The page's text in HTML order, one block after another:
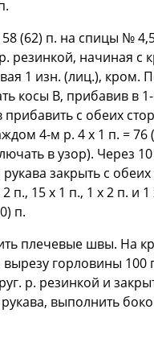
58 (62) п. на спицы №
резинкой, начиная с
1 изн. (лиц.), кром.
косы В, прибавив в
прибавить с обеих
4-м р. 4 х 1 п. = 76
в узор). Через
закрыть с
п., 15 х 1 п., 1 х 2 п. и
п.
плечевые швы. На
горловины 100
р. резинкой и
рукава, выполнить